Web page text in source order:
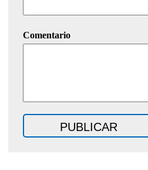
Comentario